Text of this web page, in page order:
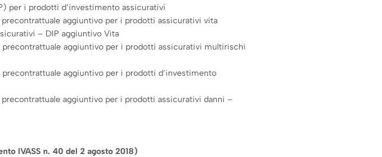
per i prodotti d’investimento assicurativi
aggiuntivo per i prodotti assicurativi vita
– DIP aggiuntivo Vita
aggiuntivo per i prodotti assicurativi multirischi
aggiuntivo per i prodotti d’investimento
aggiuntivo per i prodotti assicurativi danni –
IVASS n. 40 del 2 agosto 2018)